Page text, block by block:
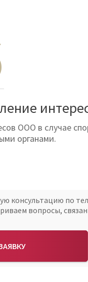
ООО в случае
органами.
консультацию по
вопросы,